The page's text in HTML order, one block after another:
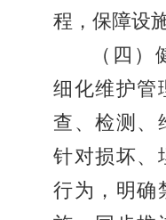
程，保障设
（四）
细化维护管
查、检测、
针对损坏、
行为，明确